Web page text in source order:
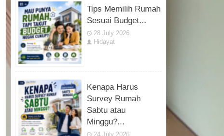
Tips Memilih Rumah
Sesuai Budget...
28 July 2026
Hidayat
Kenapa Harus
Survey Rumah
Sabtu atau
Minggu?...
24 July 2026